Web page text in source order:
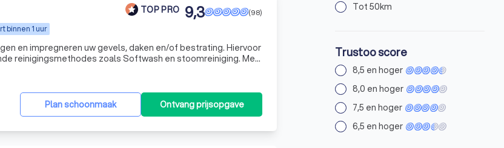
TOP PRO
binnen 1 uur
(98)
9,3
reinigingsmethodes zoals Softwash en stoomreiniging. Met
dus geen hogedrukreiniging, waardoor uw st
Plan schoonmaak Ontvang prijsopgave
Tot 50km
Trustoo score
8,5 en hoger
8,0 en hoger
7,5 en hoger
6,5 en hoger